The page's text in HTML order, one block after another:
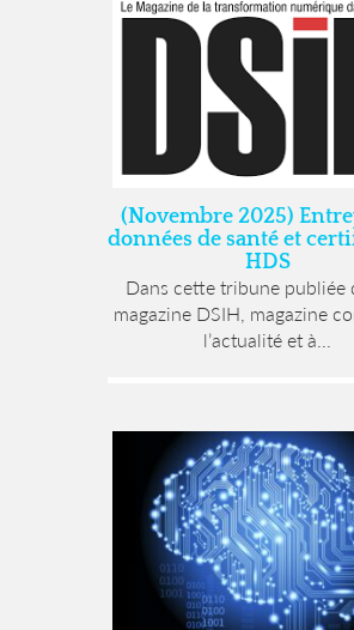
(Novembre 2025)
données de santé et
HDS
Dans cette tribune publiée
magazine DSIH, magazine
l’actualité et à...